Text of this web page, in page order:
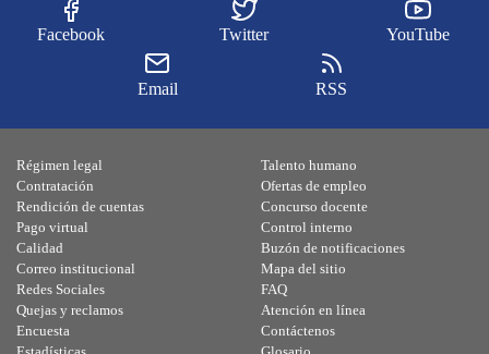
Facebook Twitter YouTube
Email RSS
Régimen legal
Contratación
Rendición de cuentas
Pago virtual
Calidad
Talento humano
Ofertas de empleo
Concurso docente
Control interno
Buzón de notificaciones
Correo institucional
Redes Sociales
Quejas y reclamos
Encuesta
Mapa del sitio
FAQ
Atención en línea
Contáctenos